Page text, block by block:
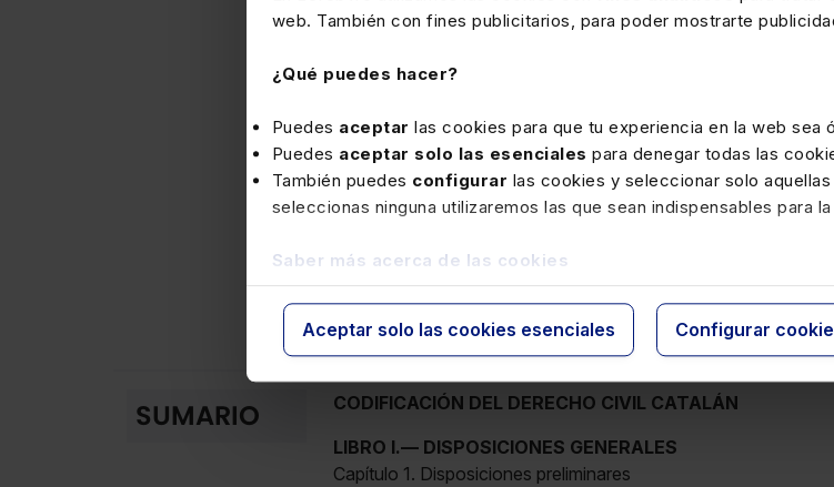
web. También con fines publicitarios, para poder mostrarte
¿Qué puedes hacer?
Puedes aceptar las cookies para que tu experiencia en la web sea
Puedes aceptar solo las esenciales para denegar todas las
También puedes configurar las cookies y seleccionar solo
seleccionas ninguna utilizaremos las que sean indispensables para
Saber más acerca de las cookies
Aceptar solo las cookies esenciales Configurar
ejercicio de su capacidad jurídica (L 8/2021);
– la protección integral a la infancia y la adolescencia frente a
régimen jurídico de los animales (L 17/2021);
– la garantía integral de la libertad sexual (LO 10/2022);
– la regulación del derecho a la vivienda (L 12/2023); o
– el reglamento de adopción internacional (RD 573/2023).
Junto a todo lo anterior, se recoge una exhaustiva
jurisprudencia.
SUMARIO
CODIFICACIÓN DEL DERECHO CIVIL CATALÁN
LIBRO I.— DISPOSICIONES GENERALES
Capítulo 1. Disposiciones preliminares